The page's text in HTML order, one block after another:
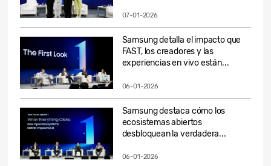
07-01-2026
Samsung detalla el impacto que
FAST, los creadores y las
experiencias en vivo están...
06-01-2026
Samsung destaca cómo los
ecosistemas abiertos
desbloquean la verdadera...
06-01-2026